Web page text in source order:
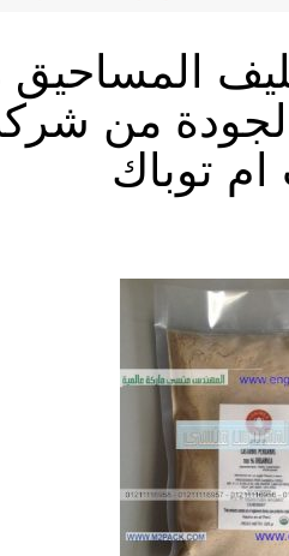
الجودة من
توباك